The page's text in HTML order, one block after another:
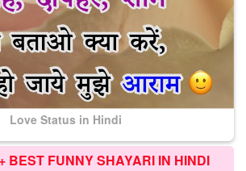
Love Status in Hindi
BEST FUNNY SHAYARI IN HINDI